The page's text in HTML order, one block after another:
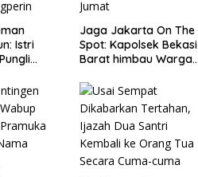
Istri
Jaga Jakarta On The
Spot: Kapolsek Bekasi
Barat himbau Warga
Tawuran Usai Sholat
Jumat